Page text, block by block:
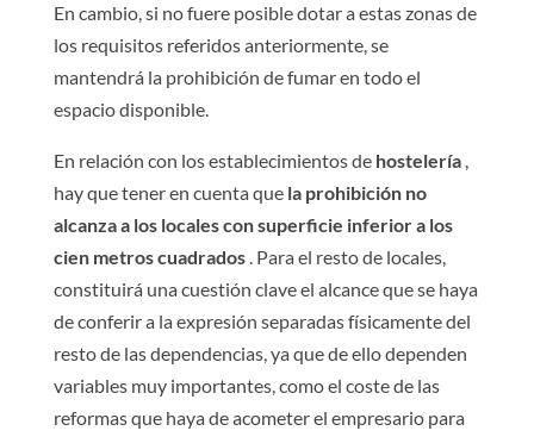
En cambio, si no fuere posible dotar a estas zonas de
los requisitos referidos anteriormente, se
mantendrá la prohibición de fumar en todo el
espacio disponible.
En relación con los establecimientos de hostelería ,
hay que tener en cuenta que la prohibición no
alcanza a los locales con superficie inferior a los
cien metros cuadrados. Para el resto de locales,
constituirá una cuestión clave el alcance que se haya
de conferir a la expresión separadas físicamente del
resto de las dependencias, ya que de ello dependen
variables muy importantes, como el coste de las
reformas que haya de acometer el empresario para